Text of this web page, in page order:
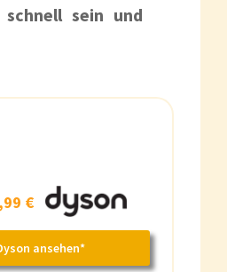
schnell sein und
€
ansehen*